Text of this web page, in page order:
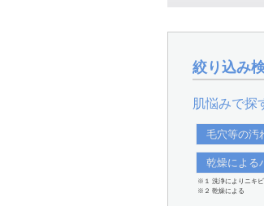
絞り込み
肌悩みで探
毛穴等の汚
乾燥による
※１ 洗浄によりニキ
※２ 乾燥による